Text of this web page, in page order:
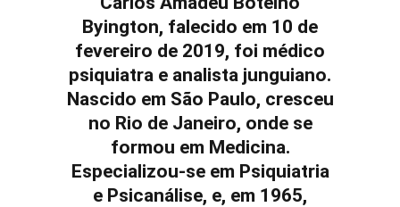
Byington, falecido em 10 de
fevereiro de 2019, foi médico
psiquiatra e analista junguiano.
Nascido em São Paulo, cresceu
no Rio de Janeiro, onde se
formou em Medicina.
Especializou-se em Psiquiatria
e Psicanálise, e, em 1965,